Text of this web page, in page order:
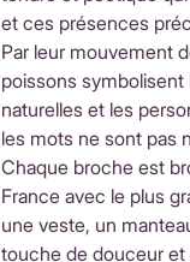
et ces présences
Par leur mouvement
poissons
naturelles et les
les mots ne sont pas
Chaque broche est
France avec le plus
une veste, un
touche de douceur et